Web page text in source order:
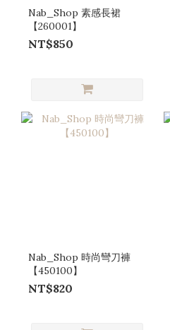
Nab_Shop 素感長裙
【260001】
NT$850
Nab_Shop 時尚彎刀褲
【450100】
NT$820